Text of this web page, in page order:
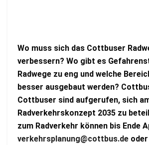
Wo muss sich das Cottbuser
verbessern? Wo gibt es
Radwege zu eng und welche
besser ausgebaut werden?
Cottbuser sind aufgerufen, sich
Radverkehrskonzept 2035 zu
zum Radverkehr können bis Ende
verkehrsplanung@cottbus.de